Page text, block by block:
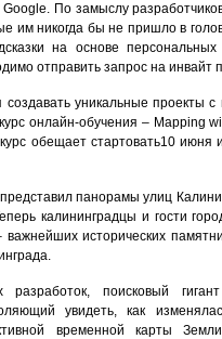
По замыслу
им никогда бы не пришло в
на основе
отправить запрос на инвайт
уникальные проекты
онлайн-обучения – Mapping
обещает стартовать10 июня
панорамы улиц
калининградцы и гости
исторических
поисковый
увидеть, как
временной карты